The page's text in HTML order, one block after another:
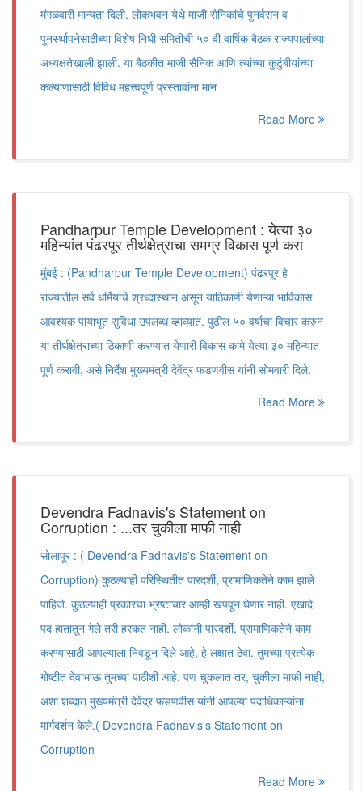
मंगळवारी मान्यता दिली. लोकभवन येथे माजी सैनिकांचे पुनर्वसन व
पुनर्स्थापनेसाठीच्या विशेष निधी समितीची ५० वी वार्षिक बैठक राज्यपालांच्या
अध्यक्षतेखाली झाली. या बैठकीत माजी सैनिक आणि त्यांच्या कुटुंबीयांच्या
कल्याणासाठी विविध महत्त्वपूर्ण प्रस्तावांना मान
Read More
Pandharpur Temple Development : येत्या ३०
महिन्यांत पंढरपूर तीर्थक्षेत्राचा समग्र विकास पूर्ण करा
मुंबई : (Pandharpur Temple Development) पंढरपूर हे
राज्यातील सर्व धर्मियांचे श्रध्दास्थान असून याठिकाणी येणाऱ्या भाविकास
आवश्यक पायाभूत सुविधा उपलब्ध व्हाव्यात. पुढील ५० वर्षाचा विचार करुन
या तीर्थक्षेत्राच्या ठिकाणी करण्यात येणारी विकास कामे येत्या ३० महिन्यात
पूर्ण करावी, असे निर्देश मुख्यमंत्री देवेंद्र फडणवीस यांनी सोमवारी दिले.
Read More
Devendra Fadnavis's Statement on
Corruption : ...तर चुकीला माफी नाही
सोलापूर : ( Devendra Fadnavis's Statement on
Corruption) कुठल्याही परिस्थितीत पारदर्शी, प्रामाणिकतेने काम झाले
पाहिजे. कुठल्याही प्रकारचा भ्रष्टाचार आम्ही खपवून घेणार नाही. एखादे
पद हातातून गेले तरी हरकत नाही. लोकांनी पारदर्शी, प्रामाणिकतेने काम
करण्यासाठी आपल्याला निवडून दिले आहे, हे लक्षात ठेवा. तुमच्या प्रत्येक
गोष्टीत देवाभाऊ तुमच्या पाठीशी आहे. पण चुकलात तर, चुकीला माफी नाही,
अशा शब्दात मुख्यमंत्री देवेंद्र फडणवीस यांनी आपल्या पदाधिकाऱ्यांना
मार्गदर्शन केले.( Devendra Fadnavis's Statement on
Corruption
Read More